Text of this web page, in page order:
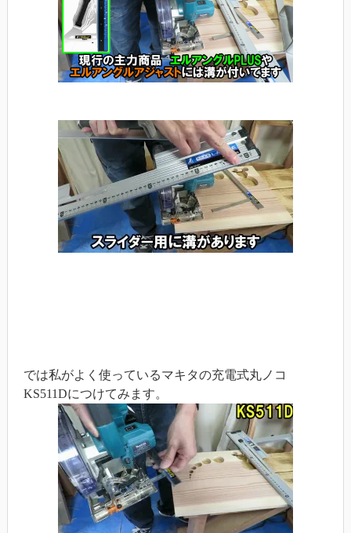
では私がよく使っているマキタの充電式丸ノコ
KS511Dにつけてみます。